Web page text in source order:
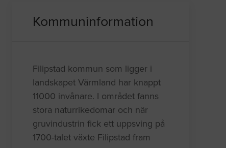
Kommuninformation
Filipstad kommun som ligger i
landskapet Värmland har knappt
11000 invånare. I området fanns
stora naturrikedomar och när
gruvindustrin fick ett uppsving på
1700-talet växte Filipstad fram